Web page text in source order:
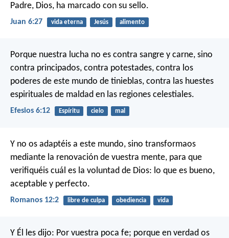
Padre, Dios, ha marcado con su sello.
Juan 6:27 vida eterna Jesús alimento
Porque nuestra lucha no es contra sangre y carne, sino
contra principados, contra potestades, contra los
poderes de este mundo de tinieblas, contra las huestes
espirituales de maldad en las regiones celestiales.
Efesios 6:12 Espíritu cielo mal
Y no os adaptéis a este mundo, sino transformaos
mediante la renovación de vuestra mente, para que
verifiquéis cuál es la voluntad de Dios: lo que es bueno,
aceptable y perfecto.
Romanos 12:2 libre de culpa obediencia vida
Y Él les dijo: Por vuestra poca fe; porque en verdad os